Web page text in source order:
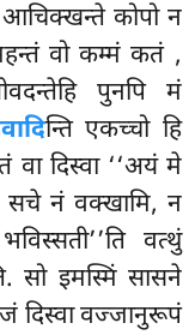
आचिक्खन्ते कोपो न
वो कम्मं कतं ,
पुनपि मं
न्ति एकच्चो हि
वा दिस्वा ‘‘अयं मे
सचे नं वक्खामि, न
वत्थुं
सो इमस्मिं सासने
दिस्वा वज्जानुरूपं